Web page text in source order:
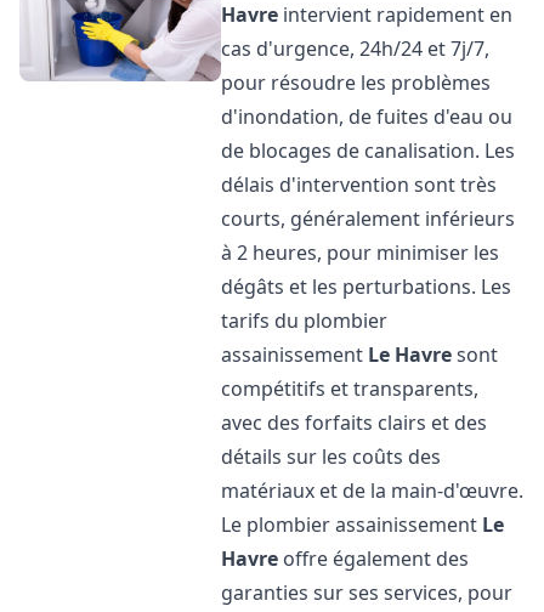
Havre intervient rapidement en
cas d'urgence, 24h/24 et 7j/7,
pour résoudre les problèmes
d'inondation, de fuites d'eau ou
de blocages de canalisation. Les
délais d'intervention sont très
courts, généralement inférieurs
à 2 heures, pour minimiser les
dégâts et les perturbations. Les
tarifs du plombier
assainissement Le Havresont
compétitifs et transparents,
avec des forfaits clairs et des
détails sur les coûts des
matériaux et de la main-d'œuvre.
Le plombier assainissement Le
Havre offre également des
garanties sur ses services, pour